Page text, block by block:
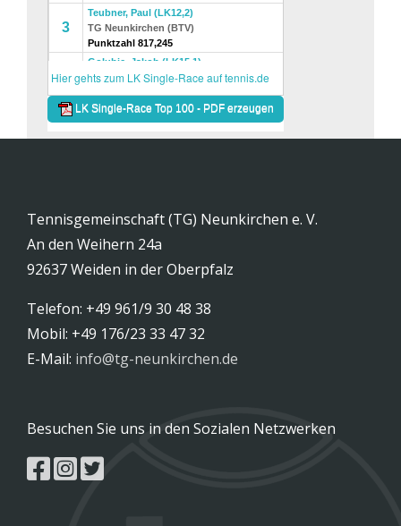
Tennisgemeinschaft (TG) Neunkirchen e. V.
An den Weihern 24a
92637 Weiden in der Oberpfalz
Telefon: +49 961/9 30 48 38
Mobil: +49 176/23 33 47 32
E-Mail: info@tg-neunkirchen.de
Besuchen Sie uns in den Sozialen Netzwerken